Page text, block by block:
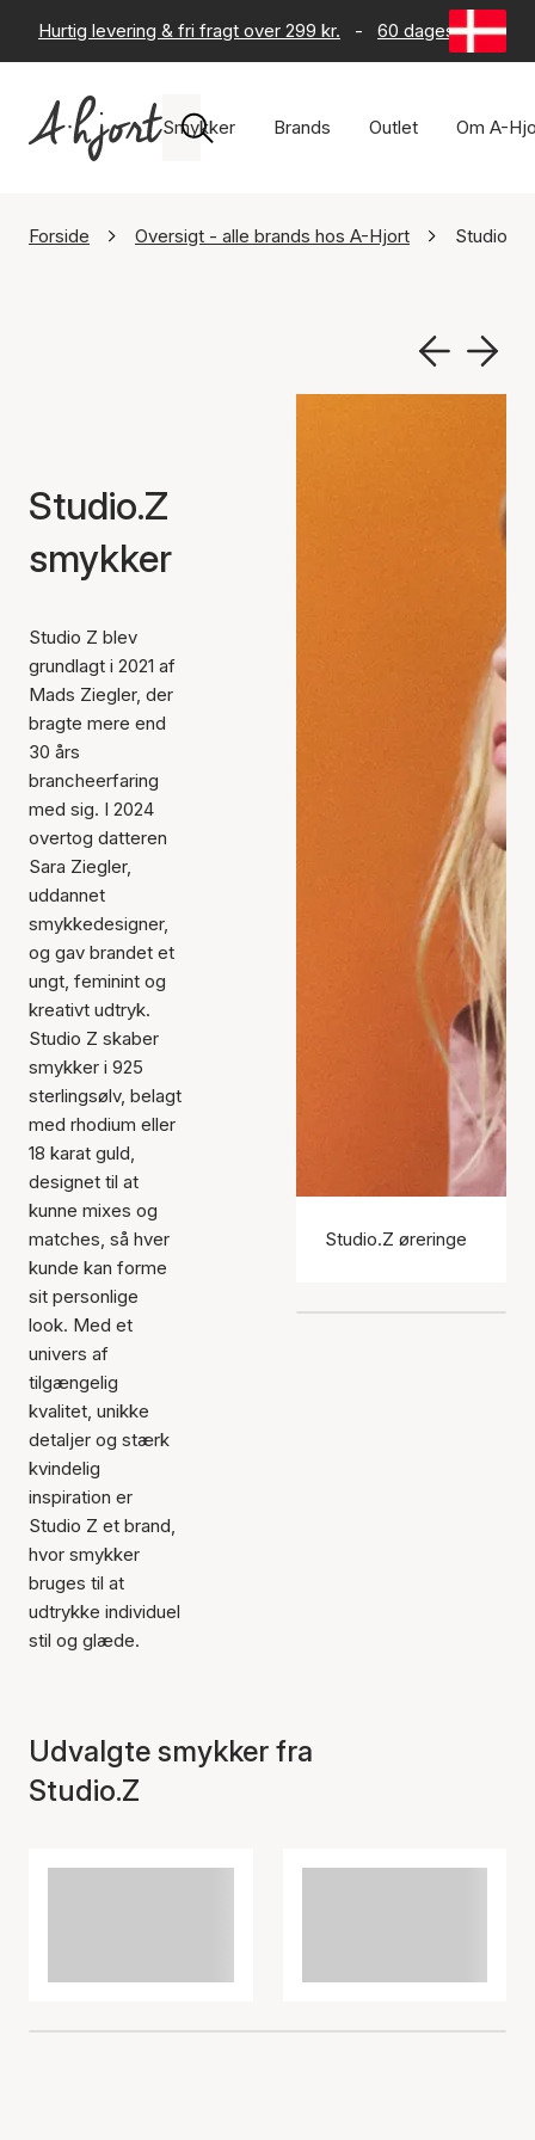
Hurtig levering & fri fragt over 299 kr. - 60 dages returret
Smykker Brands Outlet Om A-
Forside Oversigt - alle brands hos A-Hjort Studio.Z
Studio.Z
smykker
Studio Z blev
grundlagt i 2021 af
Mads Ziegler, der
bragte mere end
30 års
brancheerfaring
med sig. I 2024
overtog datteren
Sara Ziegler,
uddannet
smykkedesigner,
og gav brandet et
ungt, feminint og
kreativt udtryk.
Studio Z skaber
smykker i 925
sterlingsølv, belagt
med rhodium eller
18 karat guld,
designet til at
kunne mixes og
matches, så hver
kunde kan forme
sit personlige
look. Med et
univers af
tilgængelig
kvalitet, unikke
detaljer og stærk
kvindelig
inspiration er
Studio Z et brand,
hvor smykker
bruges til at
udtrykke individuel
stil og glæde.
Studio.Z øreringe
Udvalgte smykker fra
Studio.Z